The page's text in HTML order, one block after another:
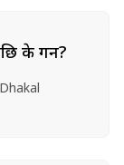
के गर्ने?